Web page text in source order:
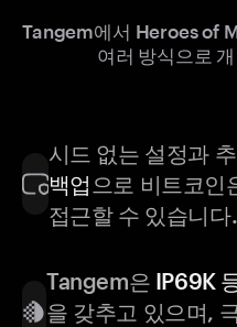
Tangem에서 Heroes of
여러 방식으로
시드 없는 설정과
백업 으로 비트코인
접근할 수 있습니다.
Tangem은 IP69K
을 갖추고 있으며,